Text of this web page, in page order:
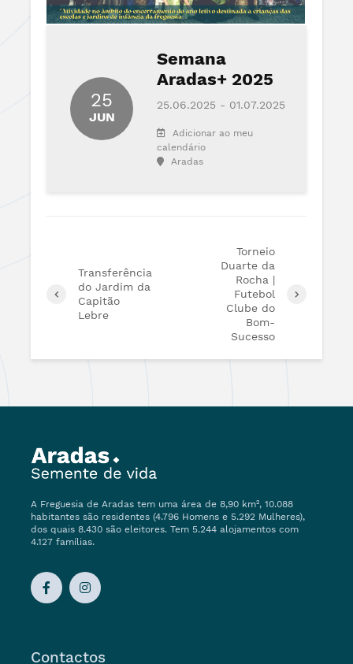
25
JUN
Semana
Aradas+ 2025
25.06.2025 - 01.07.2025
Adicionar ao meu
calendário
Aradas
Transferência
do Jardim da
Capitão
Lebre
Torneio
Duarte da
Rocha |
Futebol
Clube do
Bom-
Sucesso
A Freguesia de Aradas tem uma área de 8,90 km², 10.088
habitantes são residentes (4.796 Homens e 5.292 Mulheres),
dos quais 8.430 são eleitores. Tem 5.244 alojamentos com
4.127 famílias.
Contactos